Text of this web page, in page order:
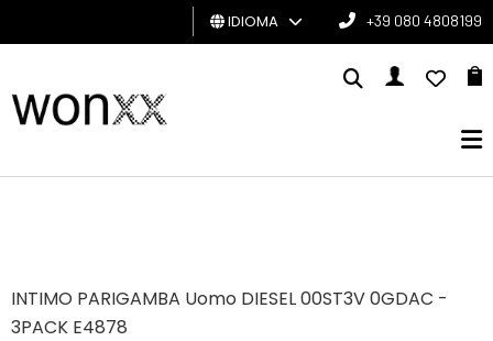
HOMBRE
BRAND
IDIOMA +39 080 4808199
INTIMO PARIGAMBA Uomo DIESEL 00ST3V 0GDAC -
3PACK E4878